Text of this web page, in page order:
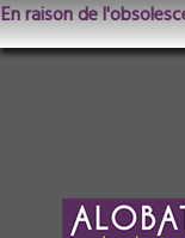
En raison de